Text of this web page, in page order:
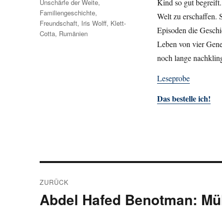
Kind so gut
Welt zu erschaffen.
Episoden die
Leben von vier
noch lange
Leseprobe
Das bestelle ich!
Unschärfe der Weite,
Familiengeschichte,
Freundschaft, Iris Wolff, Klett-
Cotta, Rumänien
ZURÜCK
Vorheriger
Abdel Hafed Benotman: